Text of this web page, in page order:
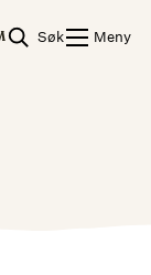
Søk Meny